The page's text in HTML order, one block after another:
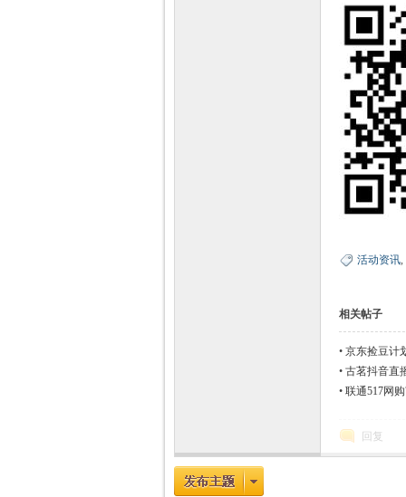
活动资讯,
相关帖子
• 京东捡豆计
• 古茗抖音直
• 联通517网
回复